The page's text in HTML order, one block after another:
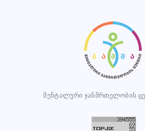
მენტალური ჯანმრთელობის